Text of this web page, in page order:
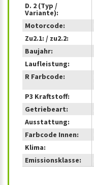
D. 2 (Typ /
Variante):
Motorcode:
Zu2.1: / zu2.2:
Baujahr:
Laufleistung:
R Farbcode:
P3 Kraftstoff:
Getriebeart:
Ausstattung:
Farbcode Innen:
Klima:
Emissionsklasse: